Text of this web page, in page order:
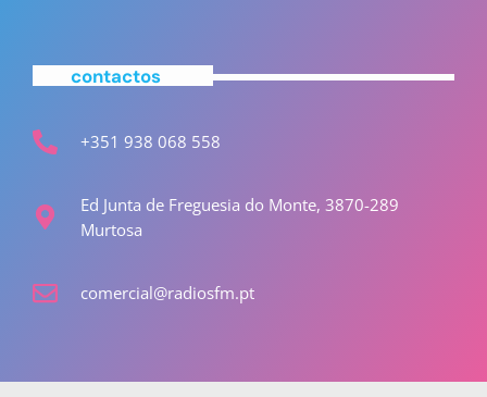
contactos
+351 938 068 558
Ed Junta de Freguesia do Monte, 3870-289
Murtosa
comercial@radiosfm.pt